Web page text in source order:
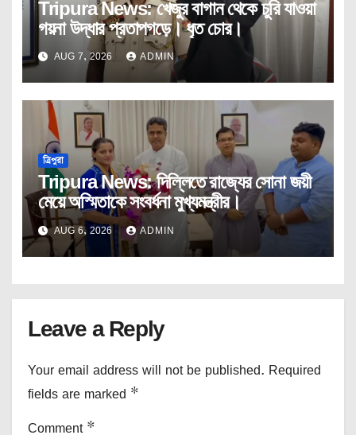
Tripura News: খেজুর বাগান থেকে চুরি যাওয়া
গয়না উদ্ধার প্রতাপগড়ে। ধৃত চোর।
AUG 7, 2026 ADMIN
ত্রিপুরা
Tripura News: দিল্লিতে রাজ্যের সোনা জয়ী
মেয়ে অস্মিতাকে সংবর্ধনা মুখ্যমন্ত্রীর।
AUG 6, 2026 ADMIN
Leave a Reply
Your email address will not be published. Required
fields are marked *
Comment *